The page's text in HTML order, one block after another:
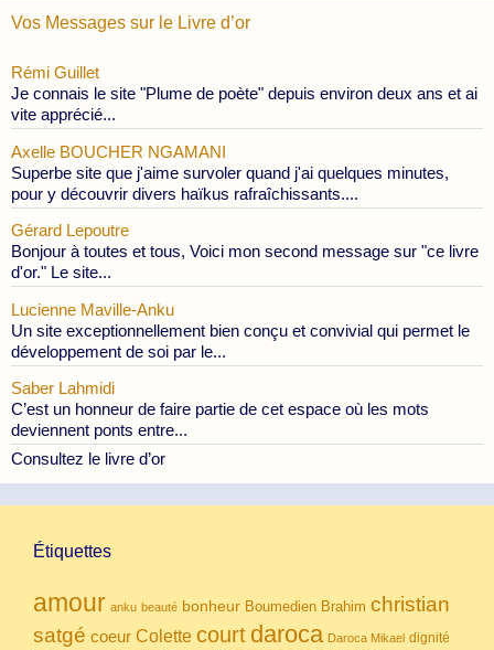
Vos Messages sur le Livre d’or
Rémi Guillet
Je connais le site "Plume de poète" depuis environ deux ans et ai
vite apprécié...
Axelle BOUCHER NGAMANI
Superbe site que j'aime survoler quand j'ai quelques minutes,
pour y découvrir divers haïkus rafraîchissants....
Gérard Lepoutre
Bonjour à toutes et tous, Voici mon second message sur "ce livre
d'or." Le site...
Lucienne Maville-Anku
Un site exceptionnellement bien conçu et convivial qui permet le
développement de soi par le...
Saber Lahmidi
C’est un honneur de faire partie de cet espace où les mots
deviennent ponts entre...
Consultez le livre d’or
Étiquettes
amour anku beauté bonheur Boumedien Brahim christian
satgé coeur Colette court daroca Daroca Mikael dignité